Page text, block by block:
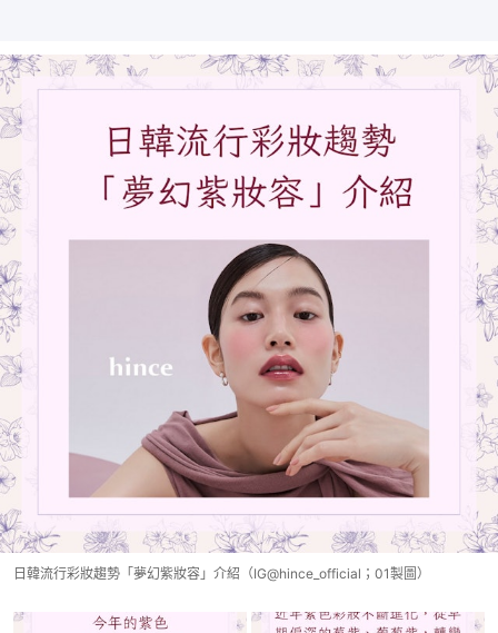
日韓流行彩妝趨勢「夢幻紫妝容」介紹（IG@hince_official；01製圖）